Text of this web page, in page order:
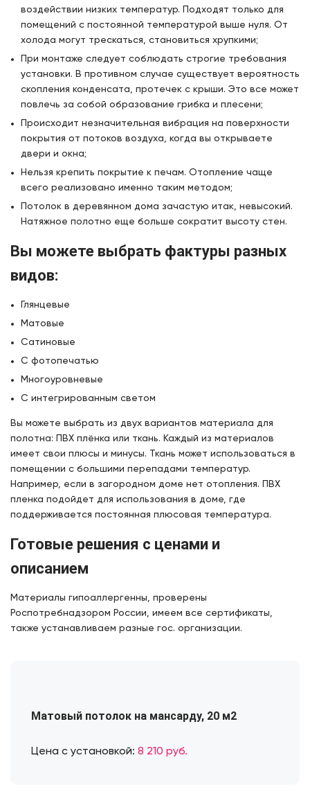
воздействии низких температур. Подходят только для
помещений с постоянной температурой выше нуля. От
холода могут трескаться, становиться хрупкими;
При монтаже следует соблюдать строгие требования
установки. В противном случае существует вероятность
скопления конденсата, протечек с крыши. Это все может
повлечь за собой образование грибка и плесени;
Происходит незначительная вибрация на поверхности
покрытия от потоков воздуха, когда вы открываете
двери и окна;
Нельзя крепить покрытие к печам. Отопление чаще
всего реализовано именно таким методом;
Потолок в деревянном дома зачастую итак, невысокий.
Натяжное полотно еще больше сократит высоту стен.
Вы можете выбрать фактуры разных
видов:
Глянцевые
Матовые
Сатиновые
С фотопечатью
Многоуровневые
С интегрированным светом
Вы можете выбрать из двух вариантов материала для
полотна: ПВХ плёнка или ткань. Каждый из материалов
имеет свои плюсы и минусы. Ткань может использоваться в
помещении с большими перепадами температур.
Например, если в загородном доме нет отопления. ПВХ
пленка подойдет для использования в доме, где
поддерживается постоянная плюсовая температура.
Готовые решения с ценами и
описанием
Материалы гипоаллергенны, проверены
Роспотребнадзором России, имеем все сертификаты,
также устанавливаем разные гос. организации.
Матовый потолок на мансарду, 20 м2
Цена с установкой: 8 210 руб.